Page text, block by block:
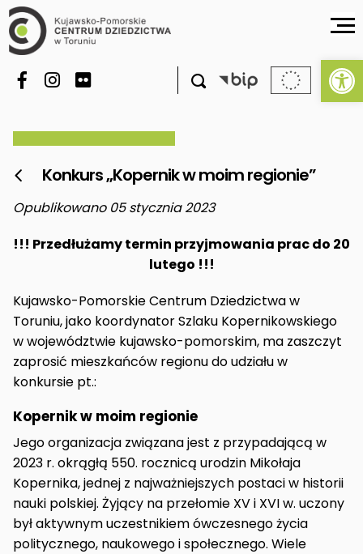

 Konkurs „Kopernik w moim regionie”
Opublikowano 05 stycznia 2023
!!! Przedłużamy termin przyjmowania prac do 20
lutego !!!
Kujawsko-Pomorskie Centrum Dziedzictwa w
Toruniu, jako koordynator Szlaku Kopernikowskiego
w województwie kujawsko-pomorskim, ma zaszczyt
zaprosić mieszkańców regionu do udziału w
konkursie pt.:
Kopernik w moim regionie
Jego organizacja związana jest z przypadającą w
2023 r. okrągłą 550. rocznicą urodzin Mikołaja
Kopernika, jednej z najważniejszych postaci w historii
nauki polskiej. Żyjący na przełomie XV i XVI w. uczony
był aktywnym uczestnikiem ówczesnego życia
politycznego, naukowego i społecznego. Wiele